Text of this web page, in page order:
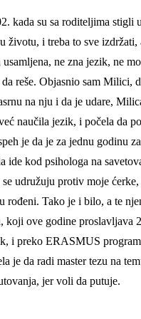
kada su sa roditeljima
životu, i treba to sve
ne zna jezik, ne
reše. Objasnio sam
na nju i da je udare,
naučila jezik, i počela da
je da je za jednu godinu
ide kod psihologa na
udružuju protiv moje
rođeni. Tako je i bilo, a te
ove godine proslavljava
i preko ERASMUS
je da radi master tezu na
jer voli da putuje.